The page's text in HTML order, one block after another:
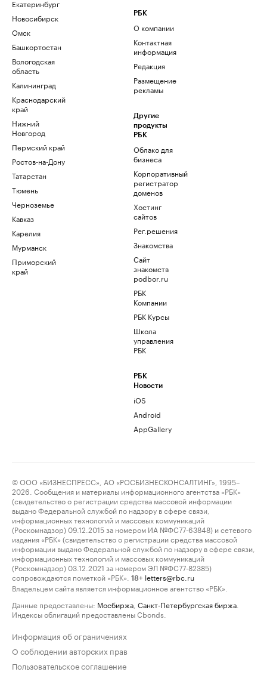
Екатеринбург
Новосибирск
Омск
Башкортостан
Вологодская
область
Калининград
Краснодарский
край
Нижний
Новгород
Пермский край
Ростов-на-Дону
Татарстан
Тюмень
Черноземье
Кавказ
Карелия
Мурманск
Приморский
край
РБК
О компании
Контактная
информация
Редакция
Размещение
рекламы
Другие
продукты
РБК
Облако для
бизнеса
Корпоративный
регистратор
доменов
Хостинг
сайтов
Рег.решения
Знакомства
Сайт
знакомств
podbor.ru
РБК
Компании
РБК Курсы
Школа
управления
РБК
РБК
Новости
iOS
Android
AppGallery
© ООО «БИЗНЕСПРЕСС», АО «РОСБИЗНЕСКОНСАЛТИНГ», 1995–
2026. Сообщения и материалы информационного агентства «РБК»
(свидетельство о регистрации средства массовой информации
выдано Федеральной службой по надзору в сфере связи,
информационных технологий и массовых коммуникаций
(Роскомнадзор) 09.12.2015 за номером ИА №ФС77-63848) и сетевого
издания «РБК» (свидетельство о регистрации средства массовой
информации выдано Федеральной службой по надзору в сфере связи,
информационных технологий и массовых коммуникаций
(Роскомнадзор) 03.12.2021 за номером ЭЛ №ФС77-82385)
сопровождаются пометкой «РБК».
18+ letters@rbc.ru
Владельцем сайта является информационное агентство «РБК».
Данные предоставлены: Мосбиржа Санкт-Петербургская биржа
Индексы облигаций предоставлены Cbonds.
Информация об ограничениях
О соблюдении авторских прав
Пользовательское соглашение